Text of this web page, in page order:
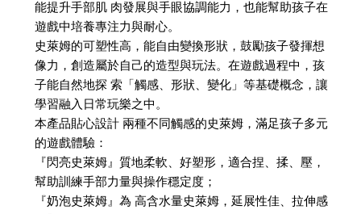
能提升手部肌 肉發展與手眼協調能力，也能幫助孩子在
遊戲中培養專注力與耐心。
史萊姆的可塑性高，能自由變換形狀，鼓勵孩子發揮想
像力，創造屬於自己的造型與玩法。在遊戲過程中，孩
子能自然地探 索「觸感、形狀、變化」等基礎概念，讓
學習融入日常玩樂之中。
本產品貼心設計 兩種不同觸感的史萊姆，滿足孩子多元
的遊戲體驗：
『閃亮史萊姆』質地柔軟、好塑形，適合捏、揉、壓，
幫助訓練手部力量與操作穩定度；
『奶泡史萊姆』為 高含水量史萊姆，延展性佳、拉伸感